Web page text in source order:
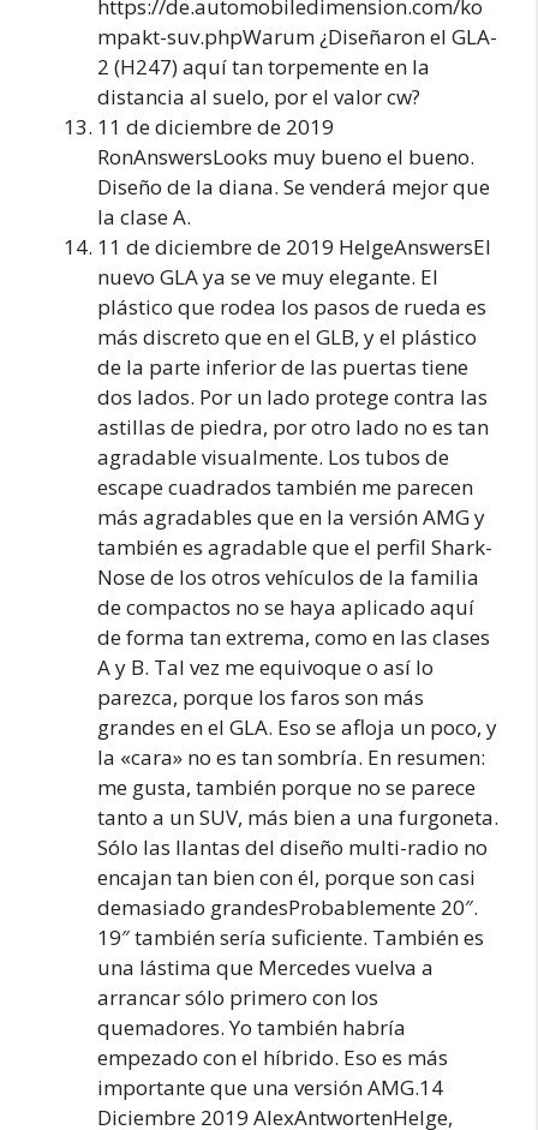
https://de.automobiledimension.com/ko
mpakt-suv.phpWarum ¿Diseñaron el GLA-
2 (H247) aquí tan torpemente en la
distancia al suelo, por el valor cw?
11 de diciembre de 2019
RonAnswersLooks muy bueno el bueno.
Diseño de la diana. Se venderá mejor que
la clase A.
11 de diciembre de 2019 HelgeAnswersEl
nuevo GLA ya se ve muy elegante. El
plástico que rodea los pasos de rueda es
más discreto que en el GLB, y el plástico
de la parte inferior de las puertas tiene
dos lados. Por un lado protege contra las
astillas de piedra, por otro lado no es tan
agradable visualmente. Los tubos de
escape cuadrados también me parecen
más agradables que en la versión AMG y
también es agradable que el perfil Shark-
Nose de los otros vehículos de la familia
de compactos no se haya aplicado aquí
de forma tan extrema, como en las clases
A y B. Tal vez me equivoque o así lo
parezca, porque los faros son más
grandes en el GLA. Eso se afloja un poco, y
la «cara» no es tan sombría. En resumen:
me gusta, también porque no se parece
tanto a un SUV, más bien a una furgoneta.
Sólo las llantas del diseño multi-radio no
encajan tan bien con él, porque son casi
demasiado grandesProbablemente 20″.
19″ también sería suficiente. También es
una lástima que Mercedes vuelva a
arrancar sólo primero con los
quemadores. Yo también habría
empezado con el híbrido. Eso es más
importante que una versión AMG.14
Diciembre 2019 AlexAntwortenHelge,